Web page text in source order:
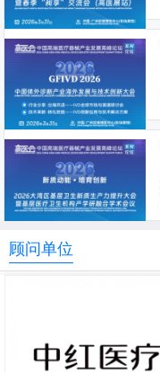
顾问单位